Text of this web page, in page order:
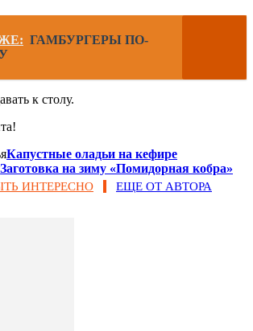
ГАМБУРГЕРЫ ПО-
к столу.
Капустные оладьи на кефире
Заготовка на зиму «Помидорная кобра»
ИНТЕРЕСНО ЕЩЕ ОТ АВТОРА